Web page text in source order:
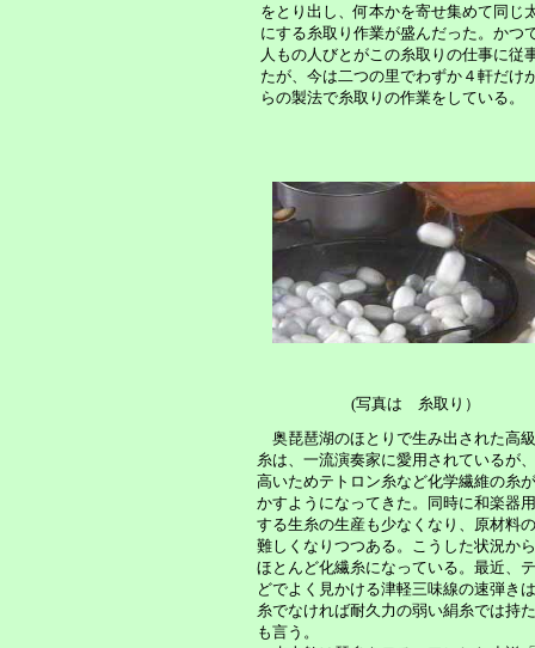
をとり出し、何本かを寄せ集めて同じ
にする糸取り作業が盛んだった。かつ
人もの人びとがこの糸取りの仕事に従
たが、今は二つの里でわずか４軒だけ
らの製法で糸取りの作業をしている。
(写真は 糸取り）
奥琵琶湖のほとりで生み出された高
糸は、一流演奏家に愛用されているが
高いためテトロン糸など化学繊維の糸
かすようになってきた。同時に和楽器
する生糸の生産も少なくなり、原材料
難しくなりつつある。こうした状況か
ほとんど化繊糸になっている。最近、
どでよく見かける津軽三味線の速弾き
糸でなければ耐久力の弱い絹糸では持
も言う。